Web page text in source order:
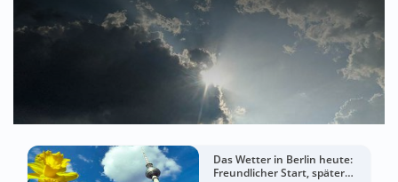
Das Wetter in Berlin heute:
Freundlicher Start, später